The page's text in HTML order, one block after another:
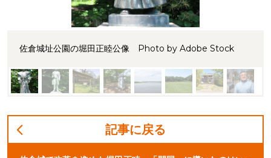
佐倉城址公園の堀田正睦公像 Photo by Adobe Stock
記事に戻る